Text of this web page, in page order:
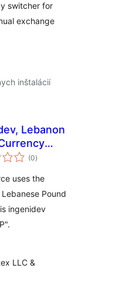
switcher for
exchange
inštalácií
Lebanon
Changer
(0celkové
hodnotenie
)
uses the
Pound
LLC &